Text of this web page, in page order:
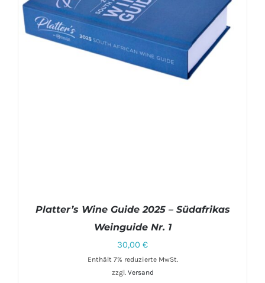
Platter’s Wine Guide 2025 – Südafrikas
Weinguide Nr. 1
30,00 €
Enthält 7% reduzierte MwSt.
zzgl. Versand